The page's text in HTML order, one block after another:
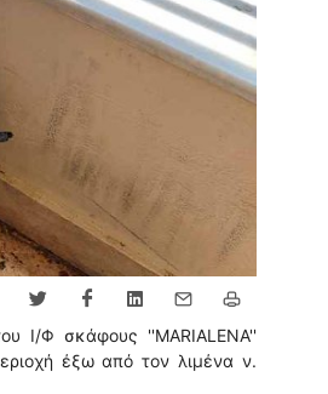
Ι/Φ σκάφους ''MARIALENA''
έξω από τον λιμένα ν.